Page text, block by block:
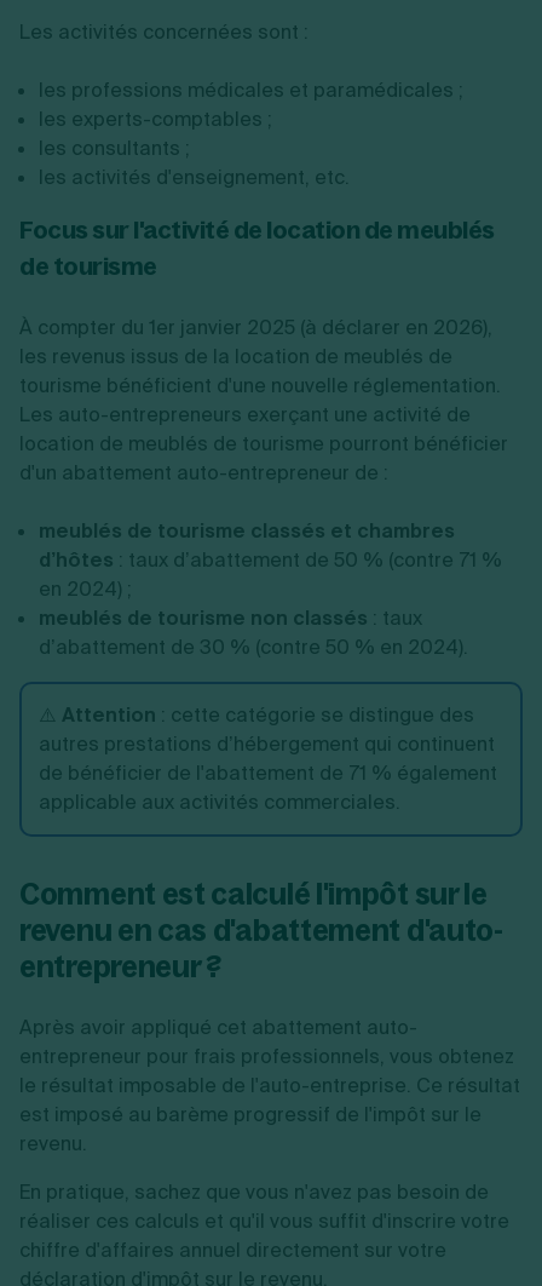
Les activités concernées sont :
les professions médicales et paramédicales ;
les experts-comptables ;
les consultants ;
les activités d'enseignement, etc.
Focus sur l'activité de location de meublés
de tourisme
À compter du 1er janvier 2025 (à déclarer en 2026),
les revenus issus de la location de meublés de
tourisme bénéficient d'une nouvelle réglementation.
Les auto-entrepreneurs exerçant une activité de
location de meublés de tourisme pourront bénéficier
d'un abattement auto-entrepreneur de :
meublés de tourisme classés et chambres
d’hôtes : taux d’abattement de 50 % (contre 71 %
en 2024) ;
meublés de tourisme non classés : taux
d’abattement de 30 % (contre 50 % en 2024).
⚠️ Attention : cette catégorie se distingue des
autres prestations d’hébergement qui continuent
de bénéficier de l'abattement de 71 % également
applicable aux activités commerciales.
Comment est calculé l'impôt sur le
revenu en cas d'abattement d'auto-
entrepreneur ?
Après avoir appliqué cet abattement auto-
entrepreneur pour frais professionnels, vous obtenez
le résultat imposable de l'auto-entreprise. Ce résultat
est imposé au barème progressif de l'impôt sur le
revenu.
En pratique, sachez que vous n'avez pas besoin de
réaliser ces calculs et qu'il vous suffit d'inscrire votre
chiffre d'affaires annuel directement sur votre
déclaration d'impôt sur le revenu.